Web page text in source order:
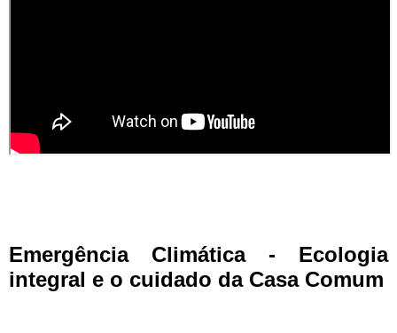
Emergência Climática - Ecologia
integral e o cuidado da Casa Comum